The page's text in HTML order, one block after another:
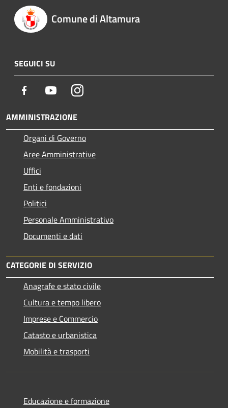
Comune di Altamura
SEGUICI SU
Facebook YoutubeInstagram
AMMINISTRAZIONE
Organi di Governo
Aree Amministrative
Uffici
Enti e fondazioni
Politici
Personale Amministrativo
Documenti e dati
CATEGORIE DI SERVIZIO
Anagrafe e stato civile
Cultura e tempo libero
Imprese e Commercio
Catasto e urbanistica
Mobilità e trasporti
Educazione e formazione